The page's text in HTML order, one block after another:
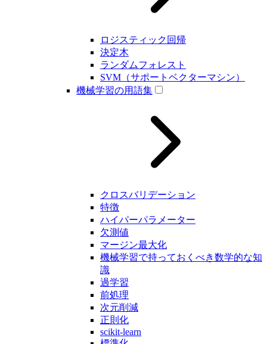
ロジスティック回帰
決定木
ランダムフォレスト
SVM（サポートベクターマシン）
機械学習の用語集
クロスバリデーション
特徴
ハイパーパラメーター
欠測値
マージン最大化
機械学習で持っておくべき数学的な知
識
過学習
前処理
次元削減
正則化
scikit-learn